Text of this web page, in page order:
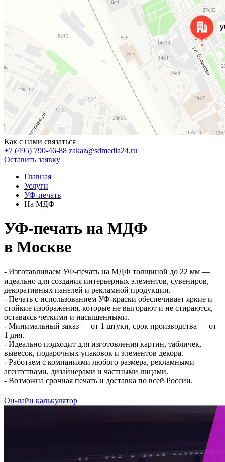
Как с нами связаться
+7 (495) 790-46-88 zakaz@sdmedia24.ru
Оставить заявку
Главная
Услуги
УФ-печать
На МДФ
УФ-печать на МДФ
в Москве
- Изготавливаем УФ-печать на МДФ толщиной до 22 мм —
идеально для создания интерьерных элементов, сувениров,
декоративных панелей и рекламной продукции.
- Печать с использованием УФ-краски обеспечивает яркие и
стойкие изображения, которые не выгорают и не стираются,
оставаясь четкими и насыщенными.
- Минимальный заказ — от 1 штуки, срок производства — от
1 дня.
- Идеально подходит для изготовления картин, табличек,
вывесок, подарочных упаковок и элементов декора.
- Работаем с компаниями любого размера, рекламными
агентствами, дизайнерами и частными лицами.
- Возможна срочная печать и доставка по всей России.
Он-лайн калькулятор